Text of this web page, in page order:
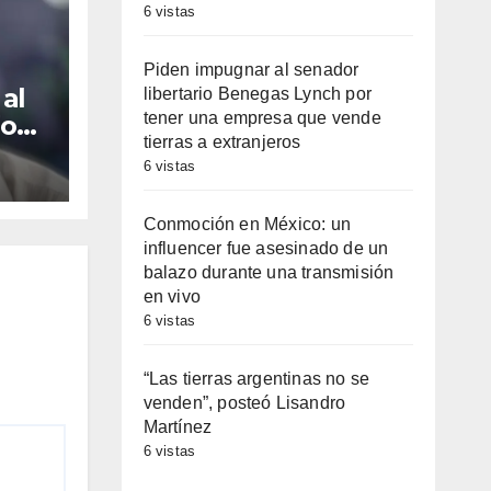
a
6 vistas
Piden impugnar al senador
libertario Benegas Lynch por
tener una empresa que vende
tierras a extranjeros
6 vistas
Conmoción en México: un
influencer fue asesinado de un
balazo durante una transmisión
en vivo
6 vistas
“Las tierras argentinas no se
venden”, posteó Lisandro
Martínez
6 vistas